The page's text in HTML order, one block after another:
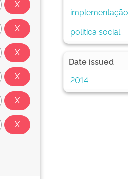
implementação
política social
Date issued
2014